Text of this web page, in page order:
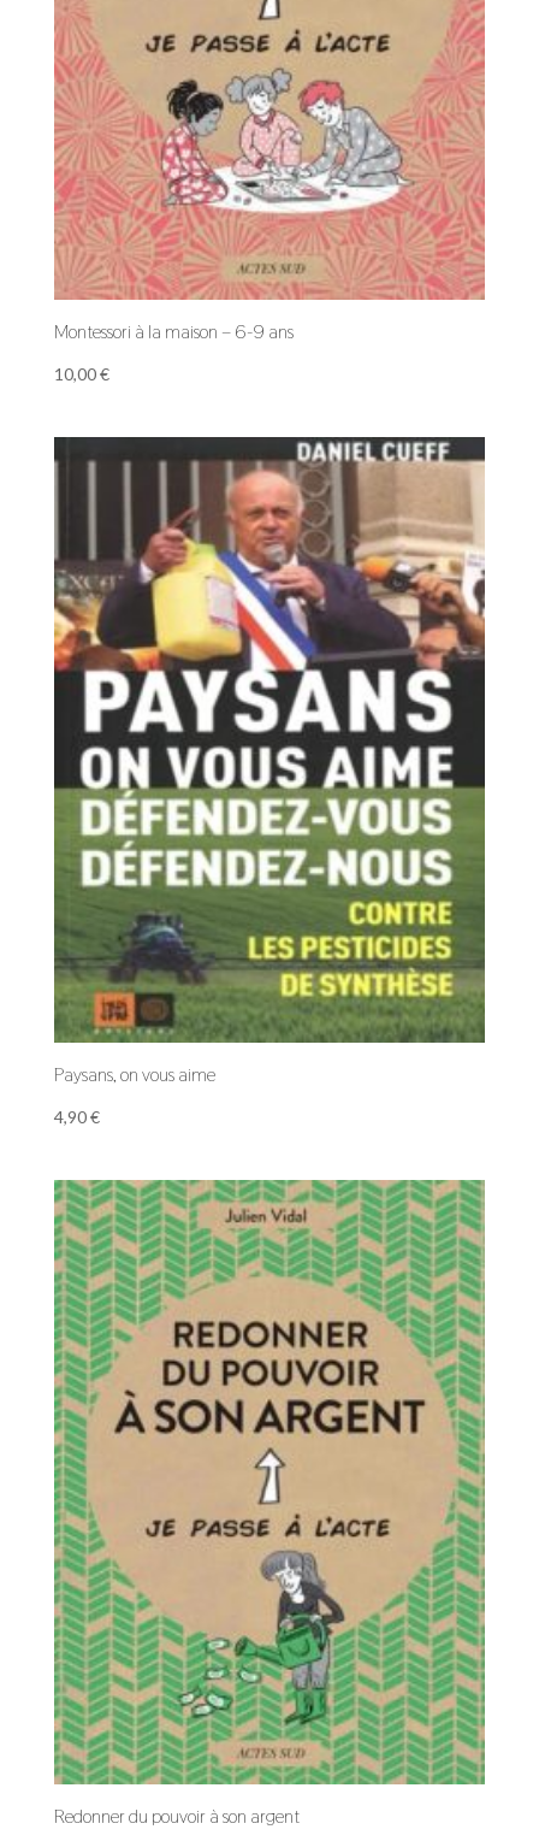
Montessori à la maison – 6-9 ans
10,00€
Paysans, on vous aime
4,90€
Redonner du pouvoir à son argent